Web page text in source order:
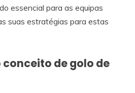
essencial para as equipas
suas estratégias para estas
conceito de golo de